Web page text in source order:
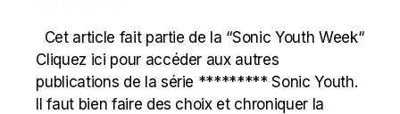
Cet article fait partie de la “Sonic Youth Week“
Cliquez ici pour accéder aux autres
publications de la série ********* Sonic Youth.
Il faut bien faire des choix et chroniquer la